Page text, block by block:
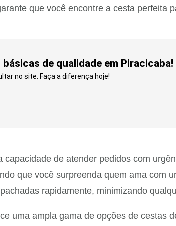
que você encontre a cesta perfeita
de qualidade em Piracicaba!
no site. Faça a diferença hoje!
de atender pedidos com
que você surpreenda quem ama com
rapidamente, minimizando
uma ampla gama de opções de cestas